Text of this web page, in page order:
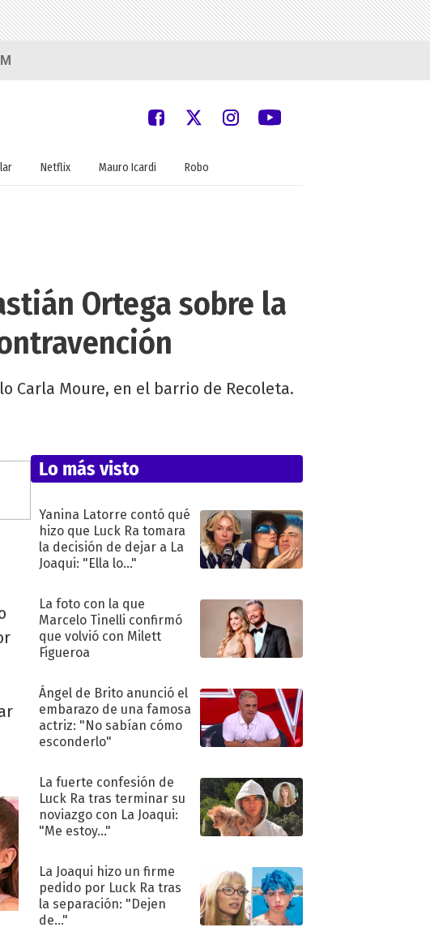
Netflix Mauro Icardi Robo
Ortega sobre la
Carla Moure, en el barrio de Recoleta.
Lo más visto
Yanina Latorre contó qué
hizo que Luck Ra tomara
la decisión de dejar a La
Joaqui: "Ella lo..."
La foto con la que
Marcelo Tinelli confirmó
que volvió con Milett
Figueroa
Ángel de Brito anunció el
embarazo de una famosa
actriz: "No sabían cómo
esconderlo"
La fuerte confesión de
Luck Ra tras terminar su
noviazgo con La Joaqui:
"Me estoy..."
La Joaqui hizo un firme
pedido por Luck Ra tras
la separación: "Dejen
de..."